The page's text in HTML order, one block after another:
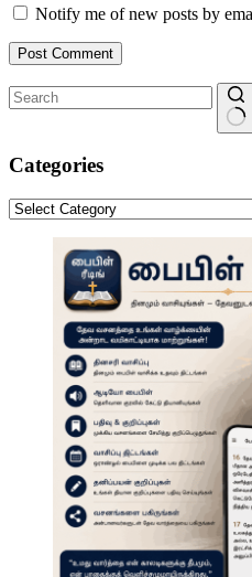
Notify me of new posts by
Post Comment
results
Categories
Categories